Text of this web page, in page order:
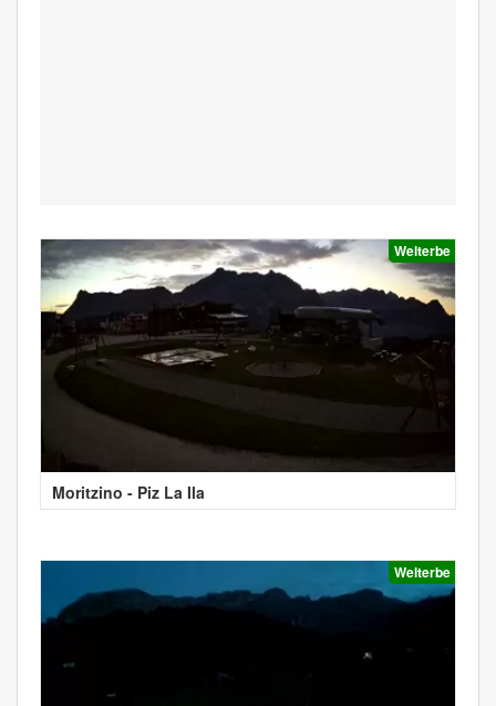
Welterbe
Moritzino - Piz La Ila
Welterbe